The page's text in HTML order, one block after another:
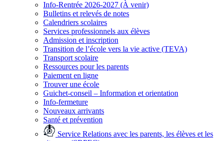
Info-Rentrée 2026-2027 (À venir)
Bulletins et relevés de notes
Calendriers scolaires
Services professionnels aux élèves
Admission et inscription
Transition de l’école vers la vie active (TEVA)
Transport scolaire
Ressources pour les parents
Paiement en ligne
Trouver une école
Guichet-conseil – Information et orientation
Info-fermeture
Nouveaux arrivants
Santé et prévention
Service Relations avec les parents, les élèves et les